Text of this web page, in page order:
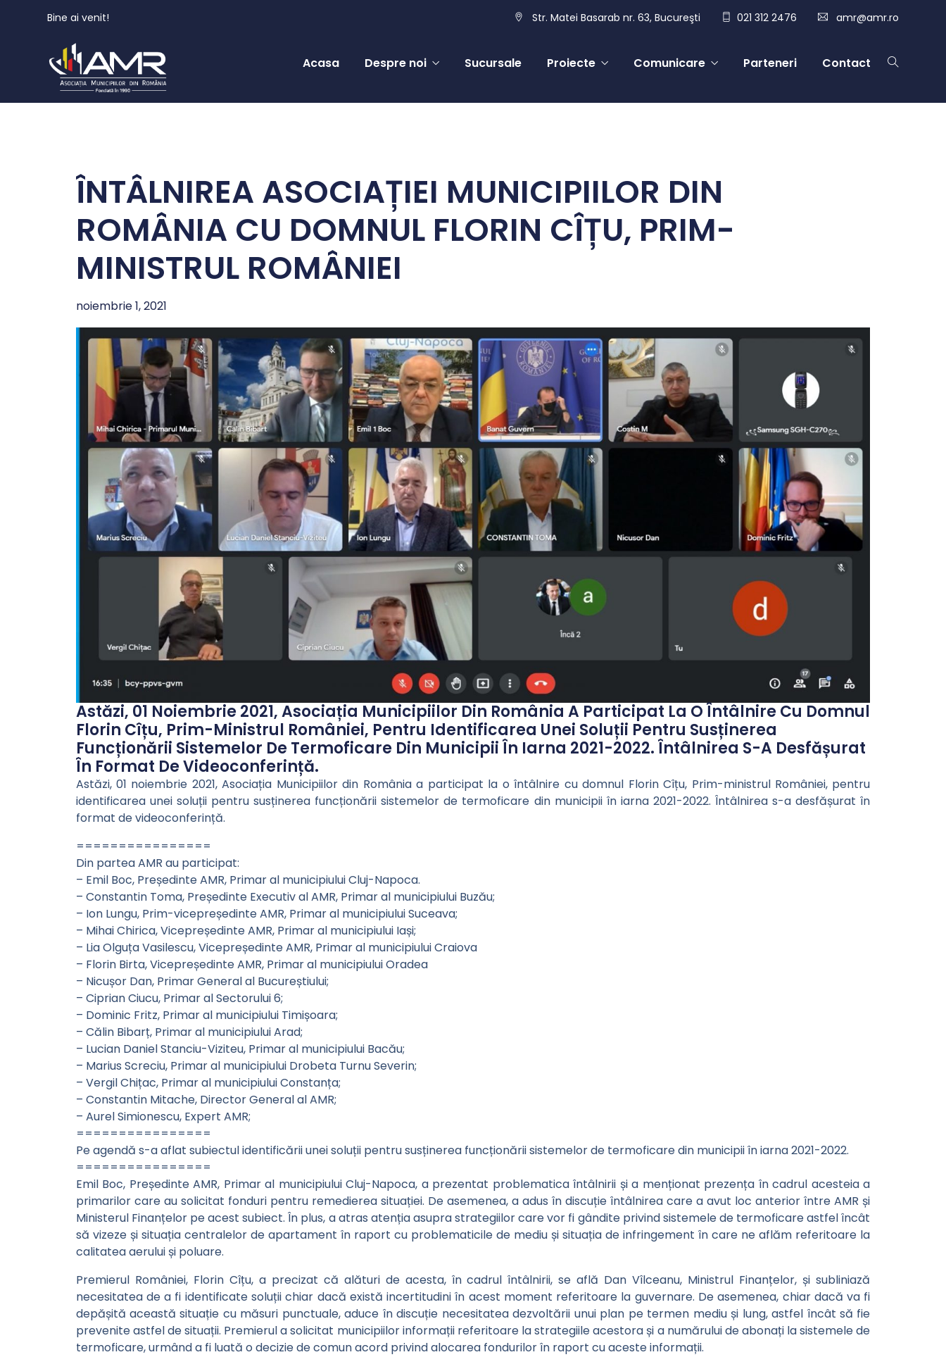
Bine ai venit! Str. Matei Basarab nr. 63, Bucureşti 021 312 2476 amr@amr.ro
Acasa Despre noi Sucursale Proiecte Comunicare Parteneri Contact
ÎNTÂLNIREA ASOCIAȚIEI MUNICIPIILOR DIN
ROMÂNIA CU DOMNUL FLORIN CÎȚU, PRIM-
MINISTRUL ROMÂNIEI
noiembrie 1, 2021
Astăzi, 01 Noiembrie 2021, Asociația Municipiilor Din România A Participat La O Întâlnire Cu Domnul
Florin Cîțu, Prim-Ministrul României, Pentru Identificarea Unei Soluții Pentru Susținerea
Funcționării Sistemelor De Termoficare Din Municipii În Iarna 2021-2022. Întâlnirea S-A Desfășurat
În Format De Videoconferință.
Astăzi, 01 noiembrie 2021, Asociația Municipiilor din România a participat la o întâlnire cu domnul Florin Cîțu, Prim-ministrul României, pentru
identificarea unei soluții pentru susținerea funcționării sistemelor de termoficare din municipii în iarna 2021-2022. Întâlnirea s-a desfășurat în
format de videoconferință.
================
Din partea AMR au participat:
– Emil Boc, Președinte AMR, Primar al municipiului Cluj-Napoca.
– Constantin Toma, Președinte Executiv al AMR, Primar al municipiului Buzău;
– Ion Lungu, Prim-vicepreședinte AMR, Primar al municipiului Suceava;
– Mihai Chirica, Vicepreședinte AMR, Primar al municipiului Iași;
– Lia Olguța Vasilescu, Vicepreședinte AMR, Primar al municipiului Craiova
– Florin Birta, Vicepreședinte AMR, Primar al municipiului Oradea
– Nicușor Dan, Primar General al Bucureștiului;
– Ciprian Ciucu, Primar al Sectorului 6;
– Dominic Fritz, Primar al municipiului Timișoara;
– Călin Bibarț, Primar al municipiului Arad;
– Lucian Daniel Stanciu-Viziteu, Primar al municipiului Bacău;
– Marius Screciu, Primar al municipiului Drobeta Turnu Severin;
– Vergil Chițac, Primar al municipiului Constanța;
– Constantin Mitache, Director General al AMR;
– Aurel Simionescu, Expert AMR;
================
Pe agendă s-a aflat subiectul identificării unei soluții pentru susținerea funcționării sistemelor de termoficare din municipii în iarna 2021-2022.
================
Emil Boc, Președinte AMR, Primar al municipiului Cluj-Napoca, a prezentat problematica întâlnirii și a menționat prezența în cadrul acesteia a
primarilor care au solicitat fonduri pentru remedierea situației. De asemenea, a adus în discuție întâlnirea care a avut loc anterior între AMR și
Ministerul Finanțelor pe acest subiect. În plus, a atras atenția asupra strategiilor care vor fi gândite privind sistemele de termoficare astfel încât
să vizeze și situația centralelor de apartament în raport cu problematicile de mediu și situația de infringement în care ne aflăm referitoare la
calitatea aerului și poluare.
Premierul României, Florin Cîțu, a precizat că alături de acesta, în cadrul întâlnirii, se află Dan Vîlceanu, Ministrul Finanțelor, și subliniază
necesitatea de a fi identificate soluții chiar dacă există incertitudini în acest moment referitoare la guvernare. De asemenea, chiar dacă va fi
depășită această situație cu măsuri punctuale, aduce în discuție necesitatea dezvoltării unui plan pe termen mediu și lung, astfel încât să fie
prevenite astfel de situații. Premierul a solicitat municipiilor informații referitoare la strategiile acestora și a numărului de abonați la sistemele de
termoficare, urmând a fi luată o decizie de comun acord privind alocarea fondurilor în raport cu aceste informații.